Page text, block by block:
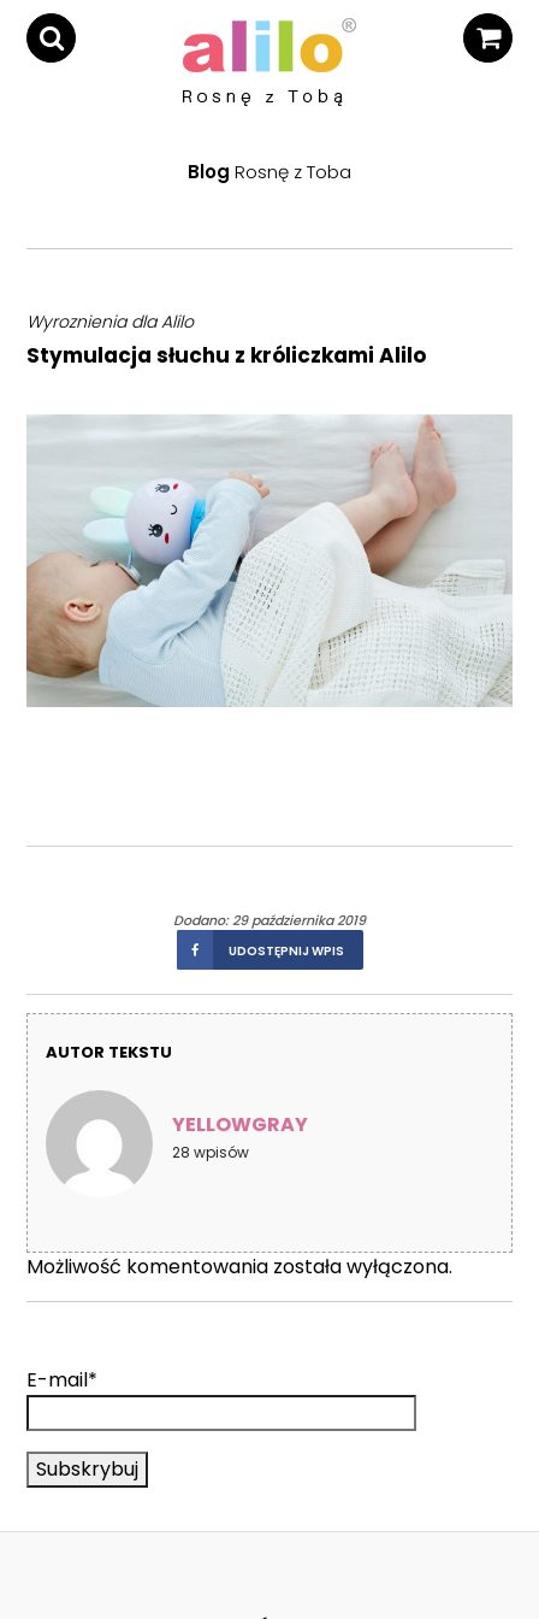
Blog Rosnę z Toba
Wyroznienia dla Alilo
Stymulacja słuchu z króliczkami Alilo
Dodano: 29 października 2019
UDOSTĘPNIJ WPIS
AUTOR TEKSTU
YELLOWGRAY
28 wpisów
Możliwość komentowania została wyłączona.
E-mail*